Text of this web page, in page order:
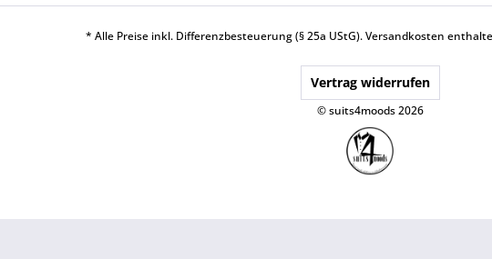
* Alle Preise inkl. Differenzbesteuerung (§ 25a UStG).Versandkosten
Vertrag widerrufen
© suits4moods 2026